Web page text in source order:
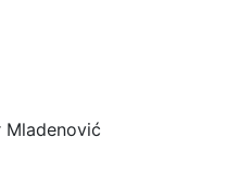
Mladenović